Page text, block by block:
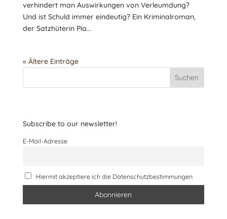
verhindert man Auswirkungen von Verleumdung?
Und ist Schuld immer eindeutig? Ein Kriminalroman,
der Satzhüterin Pia...
« Ältere Einträge
Suchen
Subscribe to our newsletter!
E-Mail-Adresse
Hiermit akzeptiere ich die Datenschutzbestimmungen